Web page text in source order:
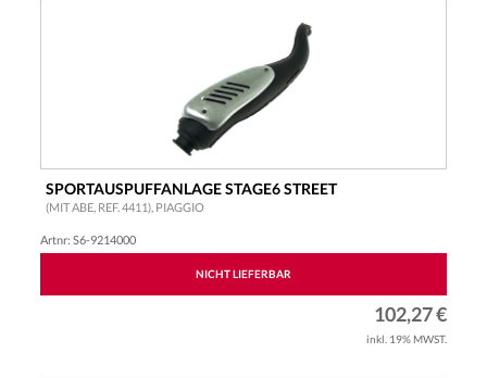
SPORTAUSPUFFANLAGE STAGE6 STREET
(MIT ABE, REF. 4411), PIAGGIO
Artnr: S6-9214000
NICHT LIEFERBAR
102,27 €
inkl. 19% MWST.